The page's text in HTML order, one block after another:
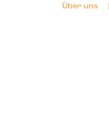
Über uns